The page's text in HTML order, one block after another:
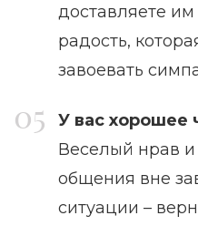
доставляете
радость,
завоевать
У вас хорошее
Веселый нрав и
общения вне
ситуации –